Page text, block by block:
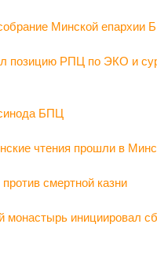
Минской епархии
позицию РПЦ по ЭКО и
БПЦ
чтения прошли в
смертной казни
монастырь инициировал